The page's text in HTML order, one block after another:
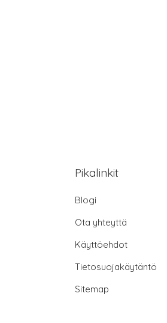
Pikalinkit
Blogi
Ota yhteyttä
Käyttöehdot
Tietosuojakäytäntö
Sitemap